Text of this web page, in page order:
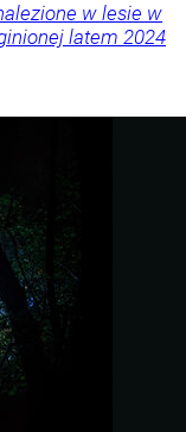
w lesie w
latem 2024